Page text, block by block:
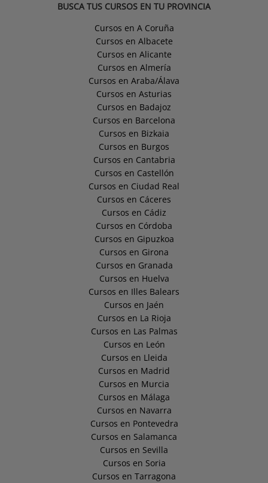
BUSCA TUS CURSOS EN TU PROVINCIA
Cursos en A Coruña
Cursos en Albacete
Cursos en Alicante
Cursos en Almería
Cursos en Araba/Álava
Cursos en Asturias
Cursos en Badajoz
Cursos en Barcelona
Cursos en Bizkaia
Cursos en Burgos
Cursos en Cantabria
Cursos en Castellón
Cursos en Ciudad Real
Cursos en Cáceres
Cursos en Cádiz
Cursos en Córdoba
Cursos en Gipuzkoa
Cursos en Girona
Cursos en Granada
Cursos en Huelva
Cursos en Illes Balears
Cursos en Jaén
Cursos en La Rioja
Cursos en Las Palmas
Cursos en León
Cursos en Lleida
Cursos en Madrid
Cursos en Murcia
Cursos en Málaga
Cursos en Navarra
Cursos en Pontevedra
Cursos en Salamanca
Cursos en Sevilla
Cursos en Soria
Cursos en Tarragona